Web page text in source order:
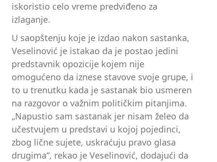
iskoristio celo vreme predviđeno za
izlaganje.
U saopštenju koje je izdao nakon sastanka,
Veselinović je istakao da je postao jedini
predstavnik opozicije kojem nije
omogućeno da iznese stavove svoje grupe, i
to u trenutku kada je sastanak bio usmeren
na razgovor o važnim političkim pitanjima.
„Napustio sam sastanak jer nisam želeo da
učestvujem u predstavi u kojoj pojedinci,
zbog lične sujete, uskraćuju pravo glasa
drugima“, rekao je Veselinović, dodajući da